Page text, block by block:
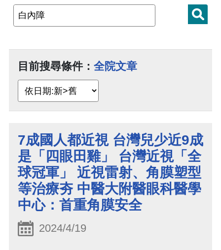
目前搜尋條件： 全院文章
7成國人都近視 台灣兒少近9成
是「四眼田雞」 台灣近視「全
球冠軍」 近視雷射、角膜塑型
等治療夯 中醫大附醫眼科醫學
中心：首重角膜安全
2024/4/19